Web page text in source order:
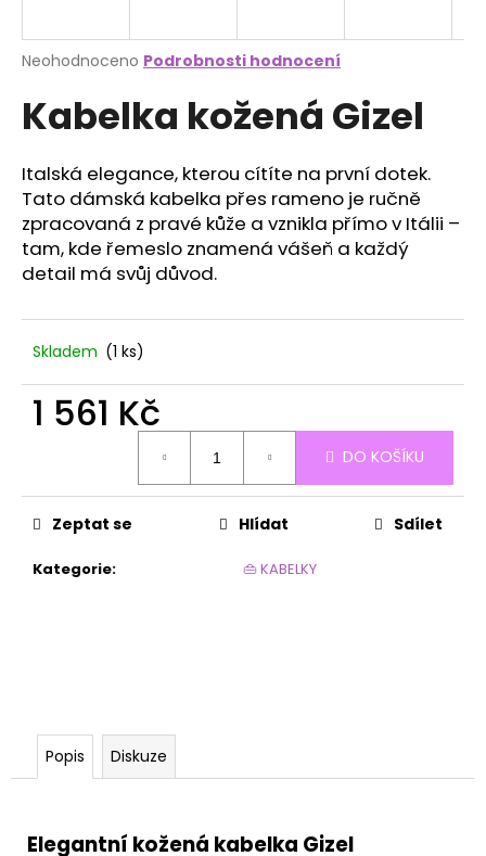
Průměrné
produktu
je
z
5
hvězdiček.
Neohodnoceno Podrobnosti hodnocení
Kabelka kožená Gizel
Italská elegance, kterou cítíte na první dotek.
Tato dámská kabelka přes rameno je ručně
zpracovaná z pravé kůže a vznikla přímo v Itálii –
tam, kde řemeslo znamená vášeň a každý
detail má svůj důvod.
Skladem (1 ks)
1 561 Kč
DO KOŠÍKU
Kategorie: 👜 KABELKY
Zeptat se Hlídat Sdílet
Popis Diskuze
Elegantní kožená kabelka Gizel
j
t
?
HLEDAT
D
p
č
u
e
Kč